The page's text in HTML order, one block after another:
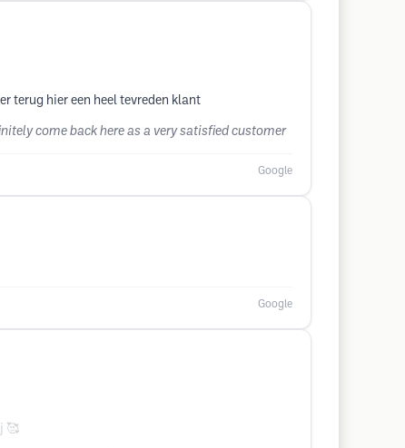
terug hier een heel tevreden klant
come back here as a very satisfied customer
Google
Google
🥰